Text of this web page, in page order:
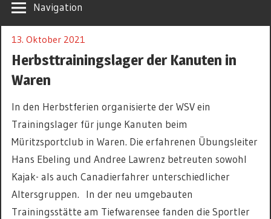
NEUSTRELITZ
E.V.
Navigation
13. Oktober 2021
Herbsttrainingslager der Kanuten in
Waren
In den Herbstferien organisierte der WSV ein
Trainingslager für junge Kanuten beim
Müritzsportclub in Waren. Die erfahrenen Übungsleiter
Hans Ebeling und Andree Lawrenz betreuten sowohl
Kajak- als auch Canadierfahrer unterschiedlicher
Altersgruppen. In der neu umgebauten
Trainingsstätte am Tiefwarensee fanden die Sportler